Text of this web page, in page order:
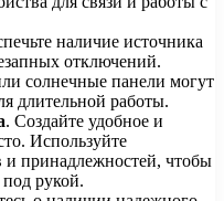
наличие источника
отключений.
солнечные панели могут
длительной работы.
. Создайте удобное и
Используйте
и принадлежностей, чтобы
рукой.